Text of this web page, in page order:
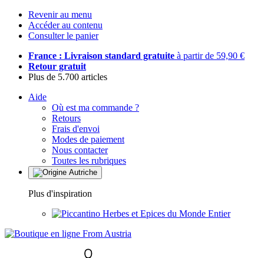
Revenir au menu
Accéder au contenu
Consulter le panier
France : Livraison standard gratuite à partir de 59,90 €
Retour gratuit
Plus de 5.700 articles
Aide
Où est ma commande ?
Retours
Frais d'envoi
Modes de paiement
Nous contacter
Toutes les rubriques
Plus d'inspiration
Herbes et Epices du Monde Entier